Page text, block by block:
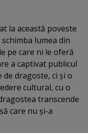
la această poveste
lumea din
pe care ni le oferă
a captivat publicul
de dragoste, ci şi o
cultural, cu o
transcende
care nu şi-a